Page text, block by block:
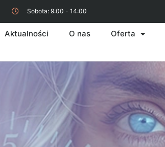
Sobota: 9:00 - 14:00
Aktualności O nas Oferta